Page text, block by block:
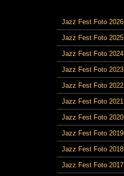
Jazz Fest Foto 2026
Jazz Fest Foto 2025
Jazz Fest Foto 2024
Jazz Fest Foto 2023
Jazz Fest Foto 2022
Jazz Fest Foto 2021
Jazz Fest Foto 2020
Jazz Fest Foto 2019
Jazz Fest Foto 2018
Jazz Fest Foto 2017